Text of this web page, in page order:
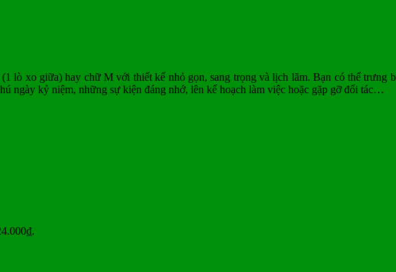
lò xo giữa) hay chữ M với thiết kế nhỏ gọn, sang trọng và lịch lãm. Bạn có thể trưng
ngày kỷ niệm, những sự kiện đáng nhớ, lên kế hoạch làm việc hoặc gặp gỡ đối tác…